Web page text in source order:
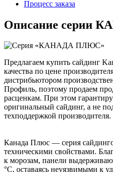
Процесс заказа
Описание серии
Предлагаем купить сайдинг
качества по цене
дистрибьютором
Профиль, поэтому продаем
расценкам. При этом
оригинальный сайдинг, а не
техподдержкой производителя.
Канада Плюс — серия
техническими свойствами.
к морозам, панели
°C, оставаясь неуязвимыми к